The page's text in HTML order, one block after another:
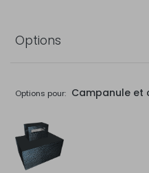
Options
Options pour: Campanule et